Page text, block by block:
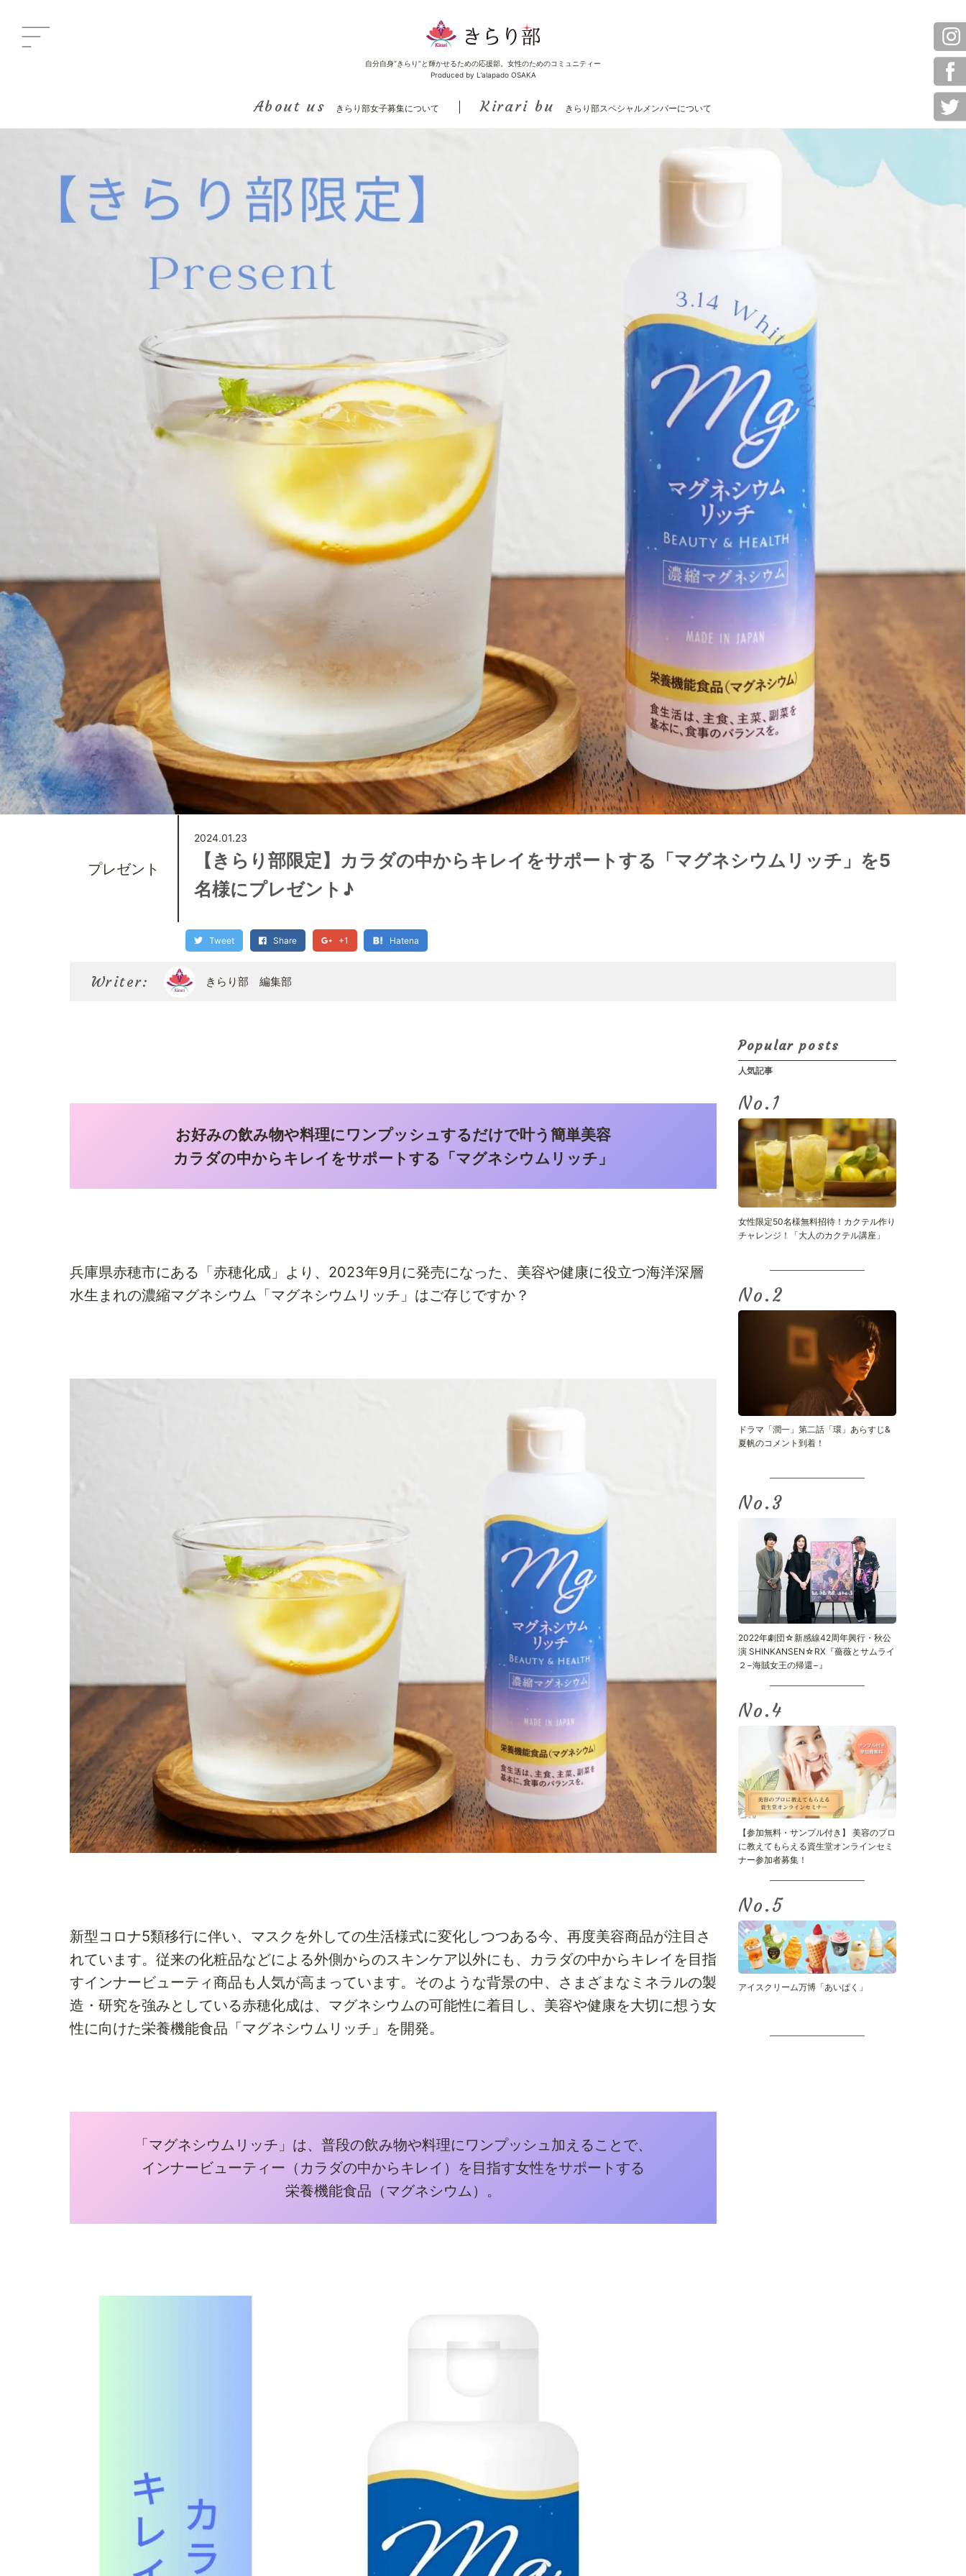
自分自身“きらり”と輝かせるための応援部。女性のためのコミュニティー
Produced by L’alapado OSAKA
About us きらり部女子募集について Kirari bu きらり部スペシャルメンバーについて
プレゼント
2024.01.23
【きらり部限定】カラダの中からキレイをサポートする「マグネシウムリッチ」を5
名様にプレゼント♪
Tweet Share +1 Hatena
Writer: きらり部 編集部
お好みの飲み物や料理にワンプッシュするだけで叶う簡単美容
カラダの中からキレイをサポートする「マグネシウムリッチ」
兵庫県赤穂市にある「赤穂化成」より、2023年9月に発売になった、美容や健康に役立つ海洋深層
水生まれの濃縮マグネシウム「マグネシウムリッチ」はご存じですか？
新型コロナ5類移行に伴い、マスクを外しての生活様式に変化しつつある今、再度美容商品が注目さ
れています。従来の化粧品などによる外側からのスキンケア以外にも、カラダの中からキレイを目指
すインナービューティ商品も人気が高まっています。そのような背景の中、さまざまなミネラルの製
造・研究を強みとしている赤穂化成は、マグネシウムの可能性に着目し、美容や健康を大切に想う女
性に向けた栄養機能食品「マグネシウムリッチ」を開発。
「マグネシウムリッチ」は、普段の飲み物や料理にワンプッシュ加えることで、
インナービューティー（カラダの中からキレイ）を目指す女性をサポートする
栄養機能食品（マグネシウム）。
Popular posts
人気記事
No.
女性限定50名様無料招待！カクテル作り
チャレンジ！「大人のカクテル講座」
No.
ドラマ「潤一」第二話「環」あらすじ&
夏帆のコメント到着！
No.
2022年劇団☆新感線42周年興行・秋公
演 SHINKANSEN☆RX『薔薇とサムライ
２−海賊女王の帰還−』
No.
【参加無料・サンプル付き】 美容のプロ
に教えてもらえる資生堂オンラインセミ
ナー参加者募集！
No.
アイスクリーム万博「あいぱく」
Category グルメ
Category ビューティ
きらり部女子について